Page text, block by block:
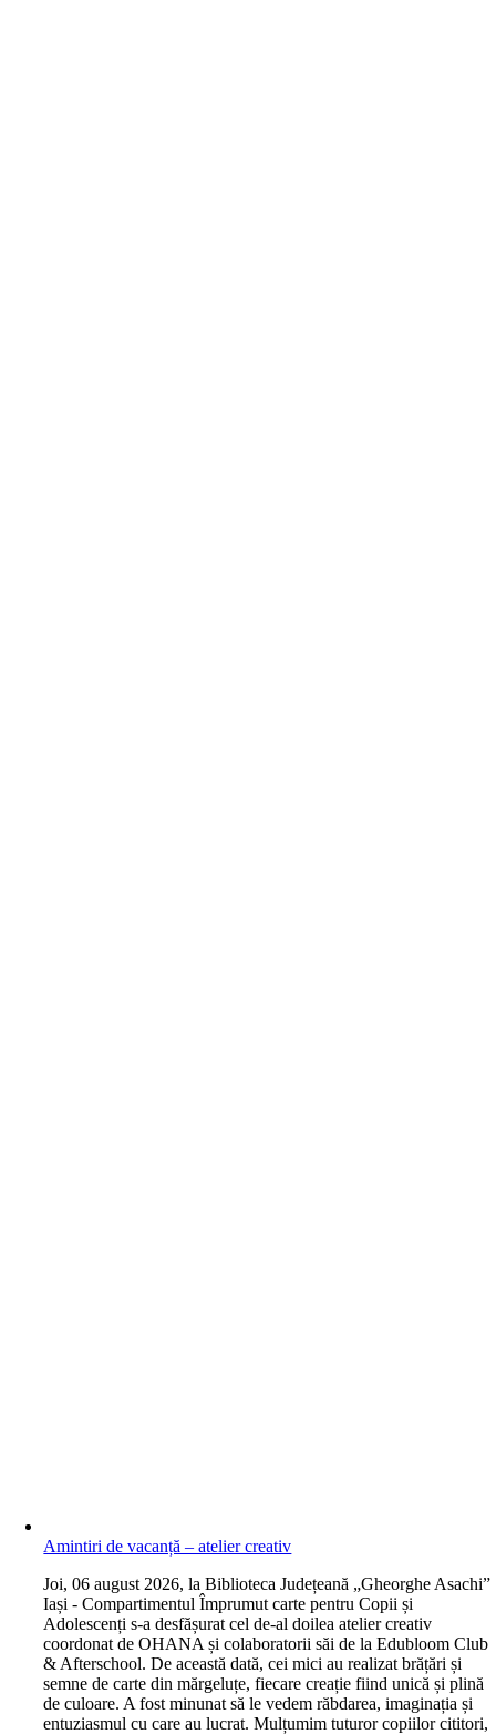
Amintiri de vacanță – atelier creativ
Joi, 06 august 2026, la Biblioteca Județeană „Gheorghe Asachi”
Iași - Compartimentul Împrumut carte pentru Copii și
Adolescenți s-a desfășurat cel de-al doilea atelier creativ
coordonat de OHANA și colaboratorii săi de la Edubloom Club
& Afterschool. De această dată, cei mici au realizat brățări și
semne de carte din mărgeluțe, fiecare creație fiind unică și plină
de culoare. A fost minunat să le vedem răbdarea, imaginația și
entuziasmul cu care au lucrat. Mulțumim tuturor copiilor cititori,